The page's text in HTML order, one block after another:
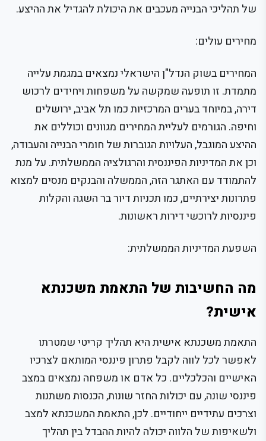
של תהליכי הבנייה מעכבים את היכולת להגדיל את ההיצע.
מחירים עולים:
המחירים בשוק הנדל"ן הישראלי נמצאים במגמת עלייה
מתמדת. זו תופעה שמקשה על משפחות ויחידים לרכוש
דירה, במיוחד בערים המרכזיות כמו תל אביב, ירושלים
וחיפה. הגורמים לעליית המחירים מגוונים וכוללים את
ההיצע המוגבל, העלויות הגוברות של חומרי הבנייה והעבודה,
וכן את המדיניות הפיננסית והרגולציה הממשלתית. על מנת
להתמודד עם האתגר הזה, הממשלה והבנקים מנסים למצוא
פתרונות יצירתיים, כמו תכניות דיור בר השגה והקלות
פיננסיות לרוכשי דירות ראשונות.
השפעת המדיניות הממשלתית:
מה החשיבות של התאמת משכנתא
אישית?
התאמת משכנתא אישית היא תהליך קריטי שמטרתו
לאפשר לכל לווה לקבל פתרון פיננסי המותאם לצרכיו
האישיים והכלכליים. כל אדם או משפחה נמצאים במצב
פיננסי שונה, עם יכולות החזר שונות, הכנסות משתנות
וצרכים עתידיים ייחודיים. לכן, התאמת המשכנתא למצב
ולשאיפות של הלווה יכולה להיות ההבדל בין תהליך